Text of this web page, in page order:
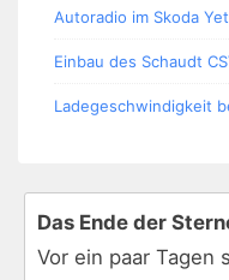
Autoradio im Skoda
Einbau des Schaudt
Ladegeschwindigkeit
Das Ende der
Vor ein paar Tagen